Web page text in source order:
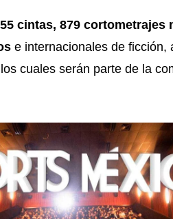
cintas, 879 cortometrajes
e internacionales de ficción,
cuales serán parte de la